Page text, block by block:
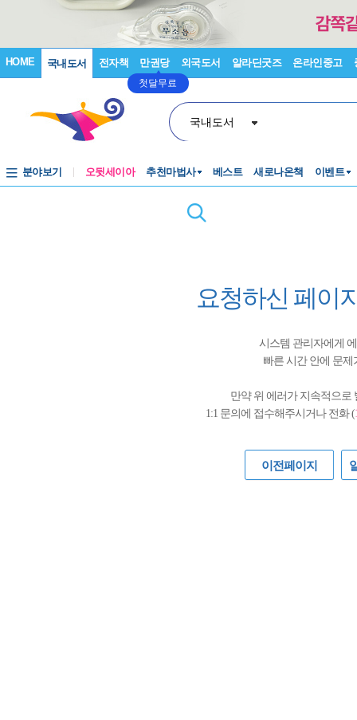
HOME 국내도서 전자책 만권당
첫달무료
외국도서 알라딘굿즈 온라인중고
국내도서
분야보기 오뒷세이아 추천마법사 베스트 새로나온책 이벤트
요청하신 페이
시스템 관리자에게
빠른 시간 안에 문
만약 위 에러가 지속적으로
1:1 문의에 접수해주시거나 전화 (
이전페이지